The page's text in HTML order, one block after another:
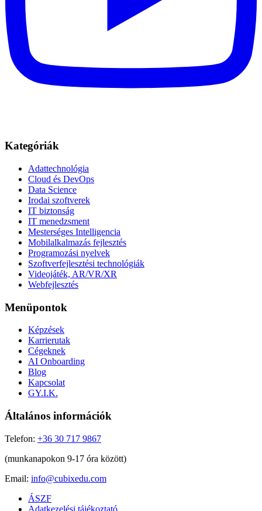
Kategóriák
Adattechnológia
Cloud és DevOps
Data Science
Irodai szoftverek
IT biztonság
IT menedzsment
Mesterséges Intelligencia
Mobilalkalmazás fejlesztés
Programozási nyelvek
Szoftverfejlesztési technológiák
Videojáték, AR/VR/XR
Webfejlesztés
Menüpontok
Képzések
Karrierutak
Cégeknek
AI Onboarding
Blog
Kapcsolat
GY.I.K.
Általános információk
Telefon: +36 30 717 9867
(munkanapokon 9-17 óra között)
Email: info@cubixedu.com
ÁSZF
Adatkezelési tájékoztató